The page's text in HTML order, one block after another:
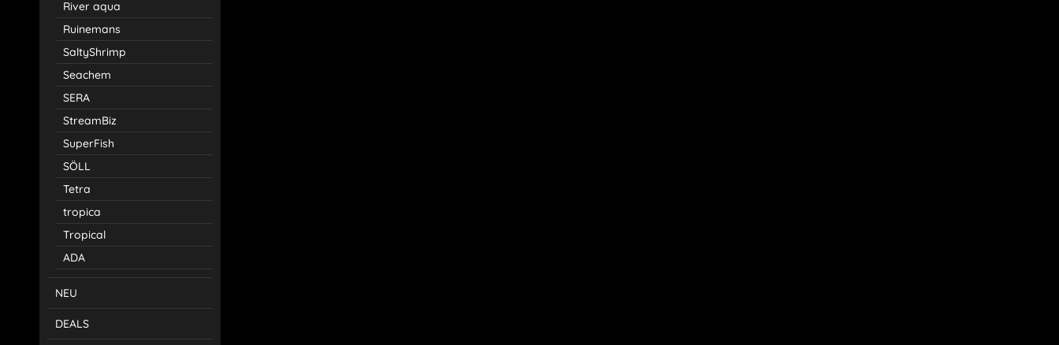
River aqua
Ruinemans
SaltyShrimp
Seachem
SERA
StreamBiz
SuperFish
SÖLL
Tetra
tropica
Tropical
ADA
NEU
DEALS